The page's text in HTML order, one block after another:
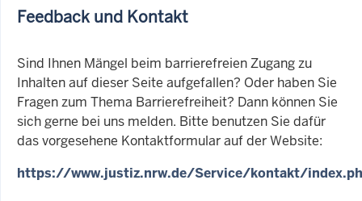
Feedback und Kontakt
Sind Ihnen Mängel beim barrierefreien Zugang zu
Inhalten auf dieser Seite aufgefallen? Oder haben Sie
Fragen zum Thema Barrierefreiheit? Dann können Sie
sich gerne bei uns melden. Bitte benutzen Sie dafür
das vorgesehene Kontaktformular auf der Website:
https://www.justiz.nrw.de/Service/kontakt/